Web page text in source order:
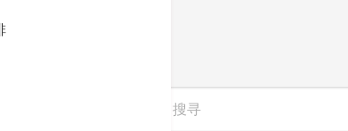
单张